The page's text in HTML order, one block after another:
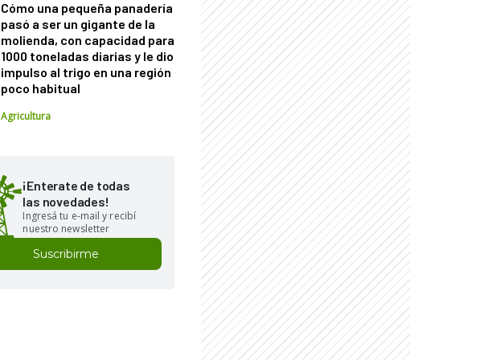
Cómo una pequeña panadería
pasó a ser un gigante de la
molienda, con capacidad para
1000 toneladas diarias y le dio
impulso al trigo en una región
poco habitual
Agricultura
¡Enterate de todas
las novedades!
Ingresá tu e-mail y recibí
nuestro newsletter
Suscribirme